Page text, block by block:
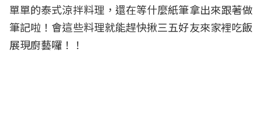
單單的泰式涼拌料理，還在等什麼紙筆拿出來跟著做
筆記啦！會這些料理就能趕快揪三五好友來家裡吃飯
展現廚藝囉！！